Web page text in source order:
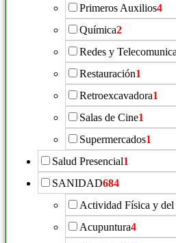
Primeros Auxilios4
Química2
Redes y
Restauración1
Retroexcavadora1
Salas de Cine1
Supermercados1
Salud Presencial1
SANIDAD684
Actividad Física y del
Acupuntura4